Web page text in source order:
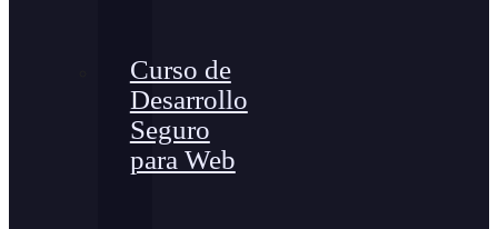
Curso de
Desarrollo
Seguro
para Web